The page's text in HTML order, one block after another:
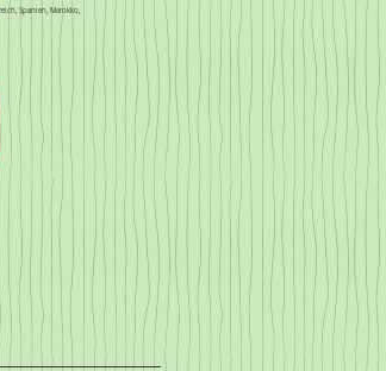
Spanien, Marokko,